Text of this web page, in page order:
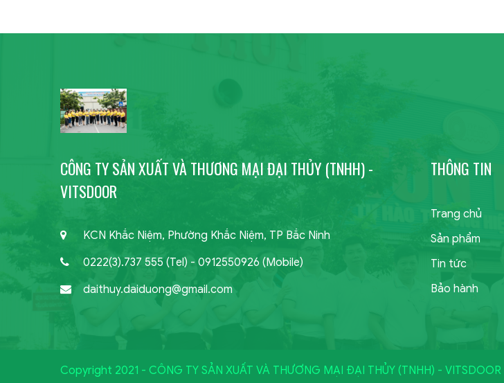
CÔNG TY SẢN XUẤT VÀ THƯƠNG MẠI ĐẠI THỦY (TNHH) -
VITSDOOR
KCN Khắc Niệm, Phường Khắc Niệm, TP Bắc Ninh
0222(3).737 555 (Tel) - 0912550926 (Mobile)
daithuy.daiduong@gmail.com
THÔNG TIN
Trang chủ
Sản phẩm
Tin tức
Bảo hành
Copyright 2021 - CÔNG TY SẢN XUẤT VÀ THƯƠNG MẠI ĐẠI THỦY (TNHH) - VITSDOOR